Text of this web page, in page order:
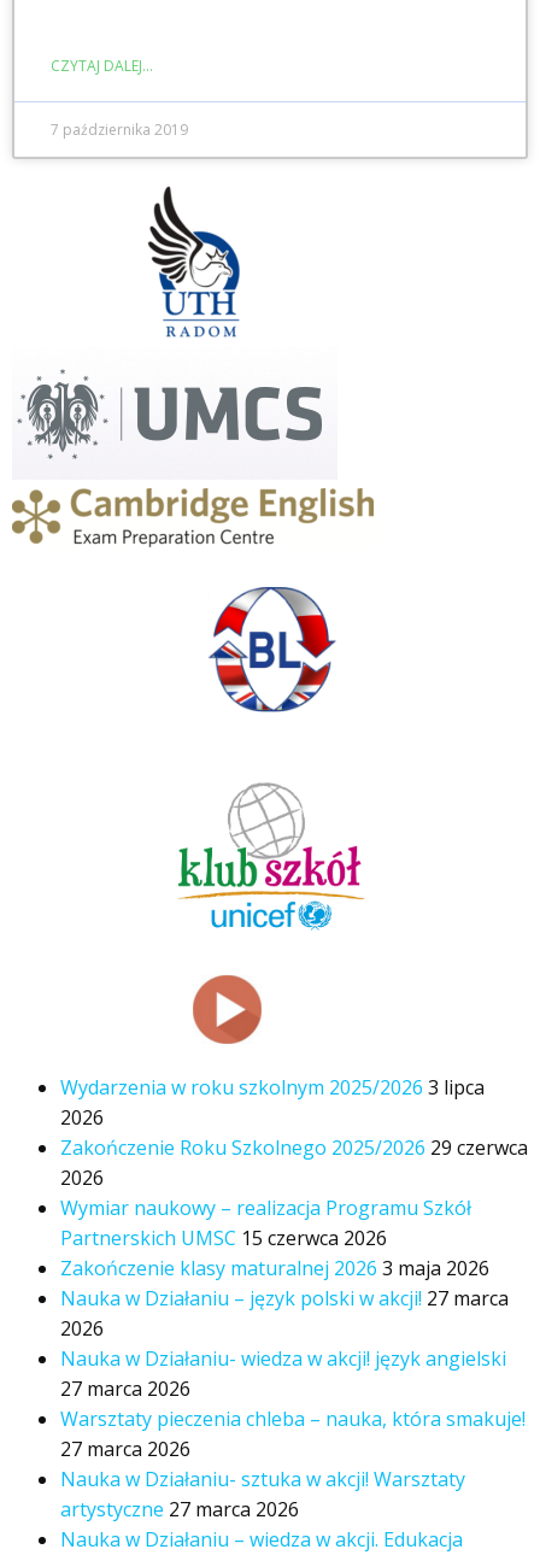
CZYTAJ DALEJ...
7 października 2019
Wydarzenia w roku szkolnym 2025/2026 3 lipca
2026
Zakończenie Roku Szkolnego 2025/2026 29 czerwca
2026
Wymiar naukowy – realizacja Programu Szkół
Partnerskich UMSC 15 czerwca 2026
Zakończenie klasy maturalnej 2026 3 maja 2026
Nauka w Działaniu – język polski w akcji! 27 marca
2026
Nauka w Działaniu- wiedza w akcji! język angielski
27 marca 2026
Warsztaty pieczenia chleba – nauka, która smakuje!
27 marca 2026
Nauka w Działaniu- sztuka w akcji! Warsztaty
artystyczne 27 marca 2026
Nauka w Działaniu – wiedza w akcji. Edukacja